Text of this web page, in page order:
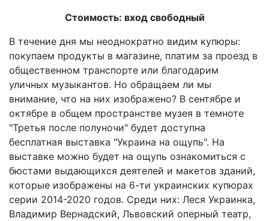
Стоимость: вход свободный
В течение дня мы неоднократно видим купюры:
покупаем продукты в магазине, платим за проезд в
общественном транспорте или благодарим
уличных музыкантов. Но обращаем ли мы
внимание, что на них изображено? В сентябре и
октябре в общем пространстве музея в темноте
"Третья после полуночи" будет доступна
бесплатная выставка "Украина на ощупь". На
выставке можно будет на ощупь ознакомиться с
бюстами выдающихся деятелей и макетов зданий,
которые изображены на 6-ти украинских купюрах
серии 2014-2020 годов. Среди них: Леся Украинка,
Владимир Вернадский, Львовский оперный театр,